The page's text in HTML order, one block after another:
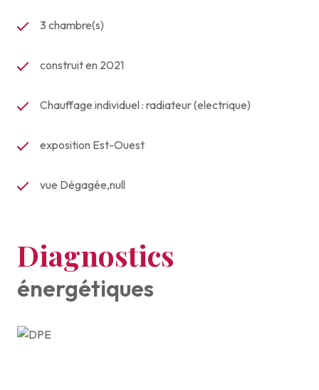
3 chambre(s)
construit en 2021
Chauffage individuel : radiateur (electrique)
exposition Est-Ouest
vue Dégagée,null
Diagnostics
énergétiques